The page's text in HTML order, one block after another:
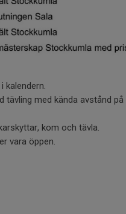
kalendern.
tävling med kända avstånd
kom och tävla.
vara öppen.